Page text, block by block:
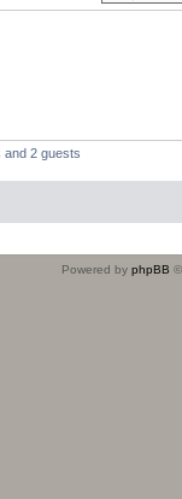
2 guests
Powered by phpBB